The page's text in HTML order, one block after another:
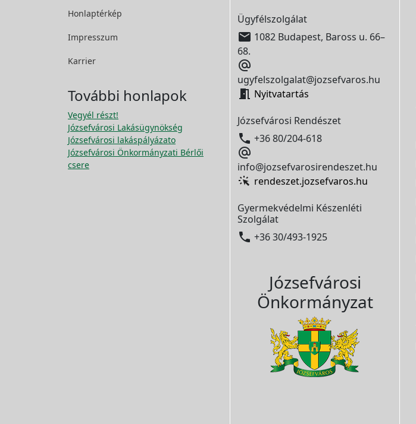
Honlaptérkép
Impresszum
Karrier
További honlapok
Vegyél részt!
Józsefvárosi Lakásügynökség
Józsefvárosi lakáspályázato
Józsefvárosi Önkormányzati Bérlői
csere
Ügyfélszolgálat
 1082 Budapest, Baross u. 66–
68.

ugyfelszolgalat@jozsefvaros.hu
 Nyitvatartás
Józsefvárosi Rendészet
 +36 80/204-618

info@jozsefvarosirendeszet.hu
rendeszet.jozsefvaros.hu
Gyermekvédelmi Készenléti
Szolgálat
 +36 30/493-1925
Józsefvárosi
Önkormányzat